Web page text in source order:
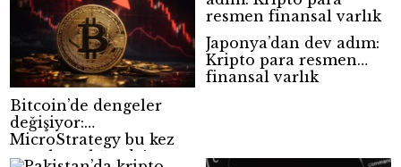
Bitcoin’de dengeler
değişiyor:
MicroStrategy bu kez
satış hazırlığında!
Japonya’dan dev adım:
Kripto para resmen
finansal varlık